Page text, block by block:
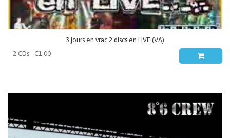
3 jours en vrac 2 discs en LIVE (VA)